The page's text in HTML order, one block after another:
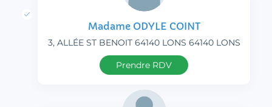
Madame ODYLE COINT
3, ALLÉE ST BENOIT 64140 LONS 64140 LONS
Prendre RDV